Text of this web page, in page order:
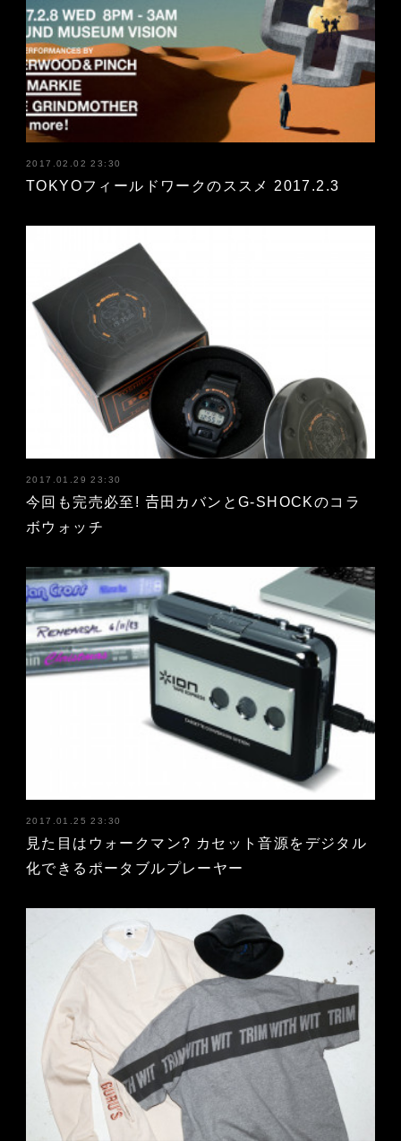
2017.02.02 23:30
TOKYOフィールドワークのススメ 2017.2.3
2017.01.29 23:30
今回も完売必至! 𠮷田カバンとG-SHOCKのコラ
ボウォッチ
2017.01.25 23:30
見た目はウォークマン? カセット音源をデジタル
化できるポータブルプレーヤー